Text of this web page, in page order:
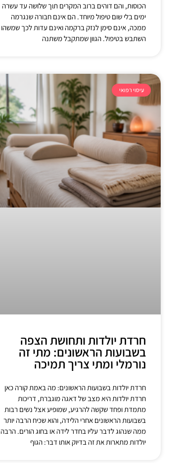
הכוסות, והם דוהים ברוב המקרים תוך שלושה עד עשרה
ימים בלי שום טיפול מיוחד. הם אינם חבורה שנגרמה
ממכה, אינם סימן לנזק ברקמה ואינם עדות לכך שמשהו
השתבש בטיפול. הגוון שמתקבל משתנה
עיסוי רפואי
חרדת יולדות ותחושת הצפה
בשבועות הראשונים: מתי זה
נורמלי ומתי צריך תמיכה
חרדת יולדות בשבועות הראשונים: מה באמת קורה כאן
חרדת יולדות היא מצב של דאגה מוגברת, דריכות
מתמדת ופחד שקשה להרגיע, שמופיע אצל נשים רבות
בשבועות הראשונים אחרי הלידה, והוא שכיח הרבה יותר
ממה שנהוג לדבר עליו בחדר לידה או בחוג הורים. הרבה
יולדות מתארות את זה בדיוק אותו דבר: הגוף